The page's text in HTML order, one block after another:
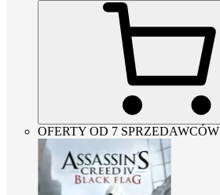
OFERTY OD 7 SPRZEDAWCÓW